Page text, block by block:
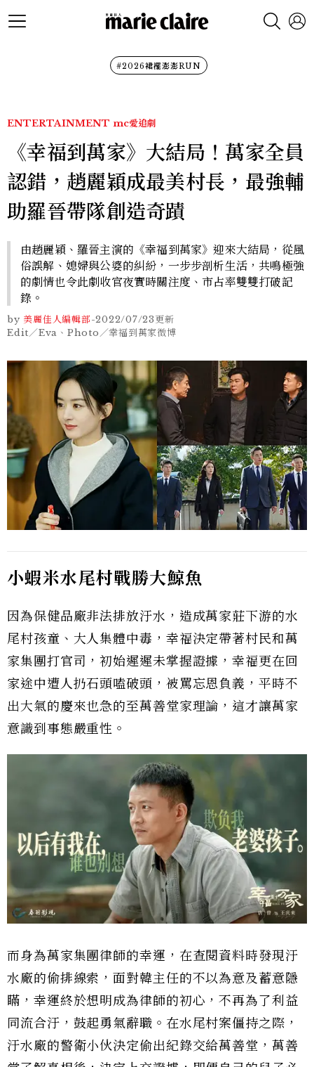
#2026裙襬澎澎RUN
ENTERTAINMENT mc愛追劇
《幸福到萬家》大結局！萬家全員
認錯，趙麗穎成最美村長，最強輔
助羅晉帶隊創造奇蹟
由趙麗穎、羅晉主演的《幸福到萬家》迎來大結局，從風
俗誤解、媳婦與公婆的糾紛，一步步剖析生活，共鳴極強
的劇情也令此劇收官夜實時關注度、市占率雙雙打破記
錄。
by 美麗佳人編輯部-2022/07/23更新
Edit／Eva、Photo／幸福到萬家微博
小蝦米水尾村戰勝大鯨魚
因為保健品廠非法排放汙水，造成萬家莊下游的水
尾村孩童、大人集體中毒，幸福決定帶著村民和萬
家集團打官司，初始遲遲未掌握證據，幸福更在回
家途中遭人扔石頭嗑破頭，被罵忘恩負義，平時不
出大氣的慶來也急的至萬善堂家理論，這才讓萬家
意識到事態嚴重性。
而身為萬家集團律師的幸運，在查閱資料時發現汙
水廠的偷排線索，面對韓主任的不以為意及蓄意隱
瞞，幸運終於想明成為律師的初心，不再為了利益
同流合汙，鼓起勇氣辭職。在水尾村案僵持之際，
汙水廠的警衛小伙決定偷出紀錄交給萬善堂，萬善